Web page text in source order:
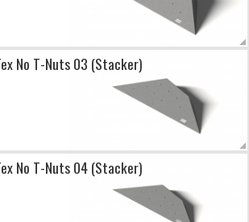
No T-Nuts 03 (Stacker)
No T-Nuts 04 (Stacker)